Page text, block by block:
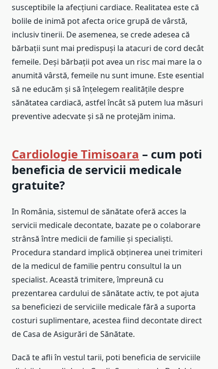
susceptibile la afecțiuni cardiace. Realitatea este că
bolile de inimă pot afecta orice grupă de vârstă,
inclusiv tinerii. De asemenea, se crede adesea că
bărbații sunt mai predispuși la atacuri de cord decât
femeile. Deși bărbații pot avea un risc mai mare la o
anumită vârstă, femeile nu sunt imune. Este esential
să ne educăm și să înțelegem realitățile despre
sănătatea cardiacă, astfel încât să putem lua măsuri
preventive adecvate și să ne protejăm inima.
Cardiologie Timisoara – cum poti
beneficia de servicii medicale
gratuite?
In România, sistemul de sănătate oferă acces la
servicii medicale decontate, bazate pe o colaborare
strânsă între medicii de familie și specialiști.
Procedura standard implică obținerea unei trimiteri
de la medicul de familie pentru consultul la un
specialist. Această trimitere, împreună cu
prezentarea cardului de sănătate activ, te pot ajuta
sa beneficiezi de serviciile medicale fără a suporta
costuri suplimentare, acestea fiind decontate direct
de Casa de Asigurări de Sănătate.
Dacă te afli în vestul tarii, poti beneficia de serviciile